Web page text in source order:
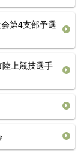
第4支部予選
上競技選手